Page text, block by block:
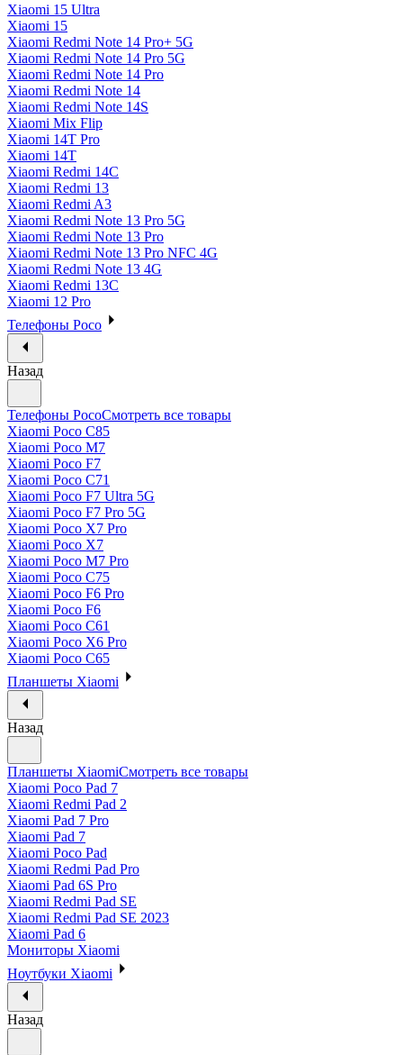
Xiaomi 15 Ultra
Xiaomi 15
Xiaomi Redmi Note 14 Pro+ 5G
Xiaomi Redmi Note 14 Pro 5G
Xiaomi Redmi Note 14 Pro
Xiaomi Redmi Note 14
Xiaomi Redmi Note 14S
Xiaomi Mix Flip
Xiaomi 14T Pro
Xiaomi 14T
Xiaomi Redmi 14C
Xiaomi Redmi 13
Xiaomi Redmi A3
Xiaomi Redmi Note 13 Pro 5G
Xiaomi Redmi Note 13 Pro
Xiaomi Redmi Note 13 Pro NFC 4G
Xiaomi Redmi Note 13 4G
Xiaomi Redmi 13C
Xiaomi 12 Pro
Телефоны Poco
Назад
Телефоны PocoСмотреть все товары
Xiaomi Poco C85
Xiaomi Poco M7
Xiaomi Poco F7
Xiaomi Poco C71
Xiaomi Poco F7 Ultra 5G
Xiaomi Poco F7 Pro 5G
Xiaomi Poco X7 Pro
Xiaomi Poco X7
Xiaomi Poco M7 Pro
Xiaomi Poco C75
Xiaomi Poco F6 Pro
Xiaomi Poco F6
Xiaomi Poco C61
Xiaomi Poco X6 Pro
Xiaomi Poco C65
Планшеты Xiaomi
Назад
Планшеты XiaomiСмотреть все товары
Xiaomi Poco Pad 7
Xiaomi Redmi Pad 2
Xiaomi Pad 7 Pro
Xiaomi Pad 7
Xiaomi Poco Pad
Xiaomi Redmi Pad Pro
Xiaomi Pad 6S Pro
Xiaomi Redmi Pad SE
Xiaomi Redmi Pad SE 2023
Xiaomi Pad 6
Мониторы Xiaomi
Ноутбуки Xiaomi
Назад